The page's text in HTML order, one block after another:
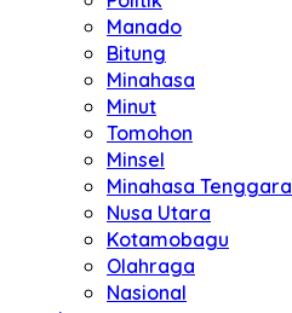
Manado
Bitung
Minahasa
Minut
Tomohon
Minsel
Minahasa Tenggara
Nusa Utara
Kotamobagu
Olahraga
Nasional